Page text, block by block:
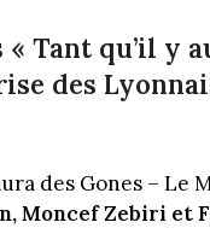
Tant qu’il y
des
des Gones – Le
Moncef Zebiri et